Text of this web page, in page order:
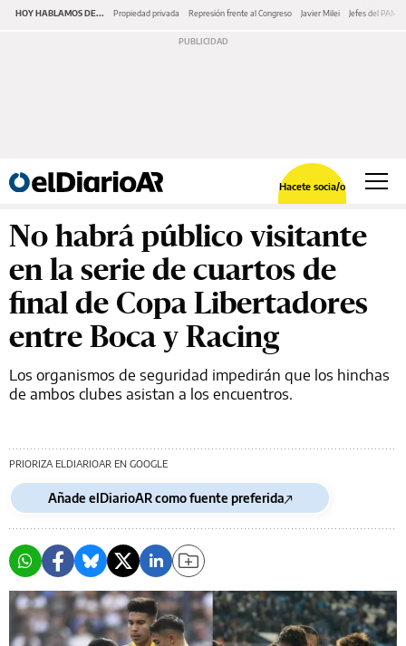
HOY HABLAMOS DE... Propiedad privada Represión frente al Congreso Javier Milei Jefes del PAMI
Hacete socia/o
No habrá público visitante
en la serie de cuartos de
final de Copa Libertadores
entre Boca y Racing
Los organismos de seguridad impedirán que los hinchas
de ambos clubes asistan a los encuentros.
PRIORIZA ELDIARIOAR EN GOOGLE
Añade elDiarioAR como fuente preferida